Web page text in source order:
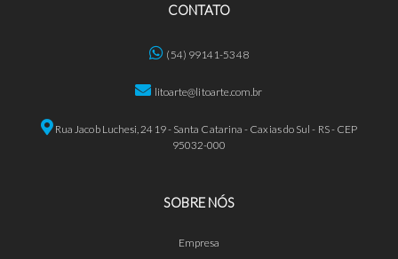
CONTATO
(54) 99141-5348
litoarte@litoarte.com.br
Rua Jacob Luchesi, 2419 - Santa Catarina - Caxias do Sul - RS - CEP
95032-000
SOBRE NÓS
Empresa